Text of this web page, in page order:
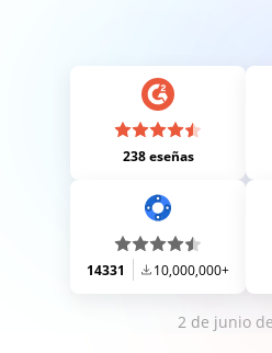
238 eseñas
14331 10,000,000+
2 de junio